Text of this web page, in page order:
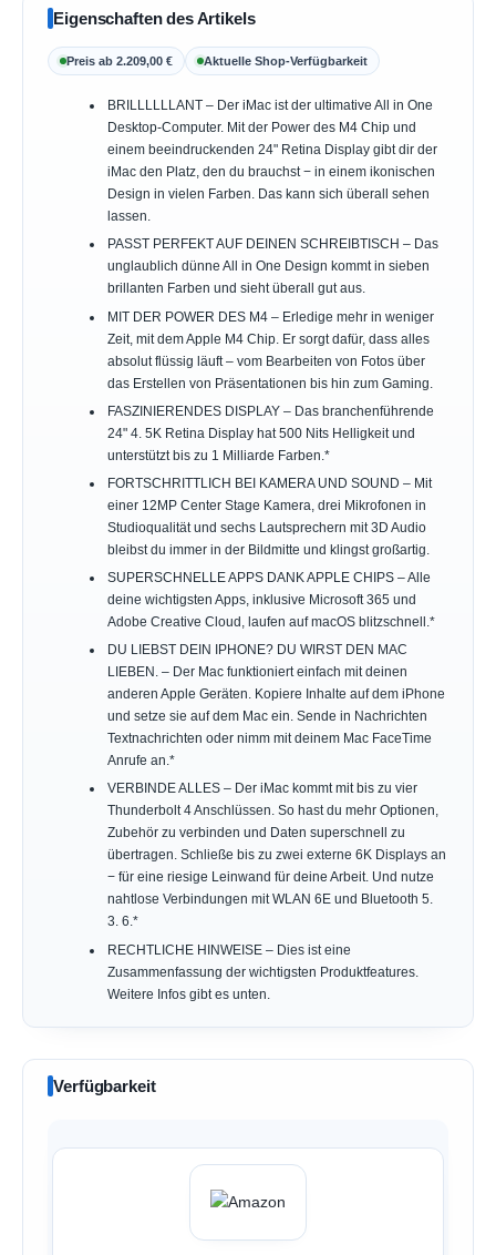
Eigenschaften des Artikels
Preis ab 2.209,00 € Aktuelle Shop-Verfügbarkeit
BRILLLLLLANT – Der iMac ist der ultimative All in One
Desktop-Computer. Mit der Power des M4 Chip und
einem beeindruckenden 24" Retina Display gibt dir der
iMac den Platz, den du brauchst − in einem ikonischen
Design in vielen Farben. Das kann sich überall sehen
lassen.
PASST PERFEKT AUF DEINEN SCHREIBTISCH – Das
unglaublich dünne All in One Design kommt in sieben
brillanten Farben und sieht überall gut aus.
MIT DER POWER DES M4 – Erledige mehr in weniger
Zeit, mit dem Apple M4 Chip. Er sorgt dafür, dass alles
absolut flüssig läuft – vom Bearbeiten von Fotos über
das Erstellen von Präsentationen bis hin zum Gaming.
FASZINIERENDES DISPLAY – Das branchenführende
24" 4. 5K Retina Display hat 500 Nits Helligkeit und
unterstützt bis zu 1 Milliarde Farben.*
FORTSCHRITTLICH BEI KAMERA UND SOUND – Mit
einer 12MP Center Stage Kamera, drei Mikrofonen in
Studioqualität und sechs Lautsprechern mit 3D Audio
bleibst du immer in der Bildmitte und klingst großartig.
SUPERSCHNELLE APPS DANK APPLE CHIPS – Alle
deine wichtigsten Apps, inklusive Microsoft 365 und
Adobe Creative Cloud, laufen auf macOS blitzschnell.*
DU LIEBST DEIN IPHONE? DU WIRST DEN MAC
LIEBEN. – Der Mac funktioniert einfach mit deinen
anderen Apple Geräten. Kopiere Inhalte auf dem iPhone
und setze sie auf dem Mac ein. Sende in Nachrichten
Textnachrichten oder nimm mit deinem Mac FaceTime
Anrufe an.*
VERBINDE ALLES – Der iMac kommt mit bis zu vier
Thunderbolt 4 Anschlüssen. So hast du mehr Optionen,
Zubehör zu verbinden und Daten superschnell zu
übertragen. Schließe bis zu zwei externe 6K Displays an
− für eine riesige Leinwand für deine Arbeit. Und nutze
nahtlose Verbindungen mit WLAN 6E und Bluetooth 5.
3. 6.*
RECHTLICHE HINWEISE – Dies ist eine
Zusammenfassung der wichtigsten Produktfeatures.
Weitere Infos gibt es unten.
Verfügbarkeit